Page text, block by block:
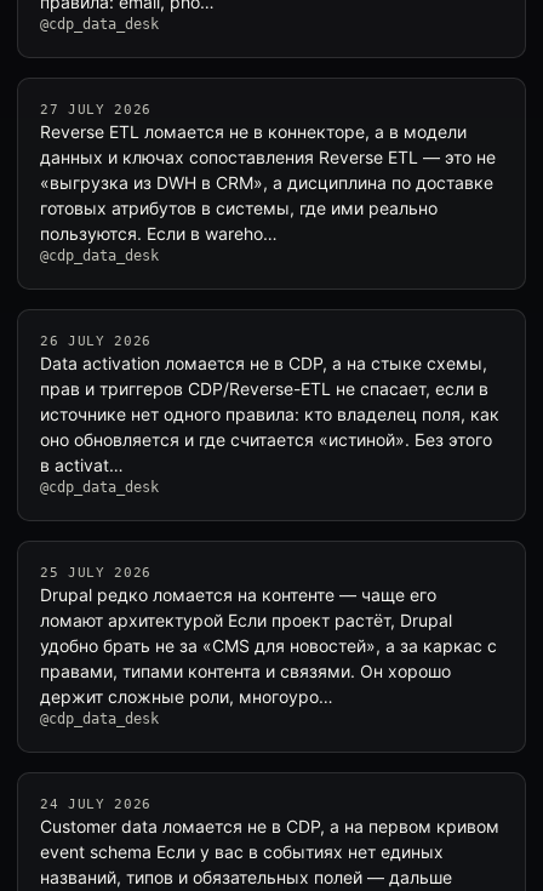
@cdp_data_desk
27 JULY 2026
Reverse ETL ломается не в коннекторе, а в модели
данных и ключах сопоставления Reverse ETL — это не
«выгрузка из DWH в CRM», а дисциплина по доставке
готовых атрибутов в системы, где ими реально
пользуются. Если в wareho…
@cdp_data_desk
26 JULY 2026
Data activation ломается не в CDP, а на стыке схемы,
прав и триггеров CDP/Reverse-ETL не спасает, если в
источнике нет одного правила: кто владелец поля, как
оно обновляется и где считается «истиной». Без этого
в activat…
@cdp_data_desk
25 JULY 2026
Drupal редко ломается на контенте — чаще его
ломают архитектурой Если проект растёт, Drupal
удобно брать не за «CMS для новостей», а за каркас с
правами, типами контента и связями. Он хорошо
держит сложные роли, многоуро…
@cdp_data_desk
24 JULY 2026
Customer data ломается не в CDP, а на первом кривом
event schema Если у вас в событиях нет единых
названий, типов и обязательных полей — дальше